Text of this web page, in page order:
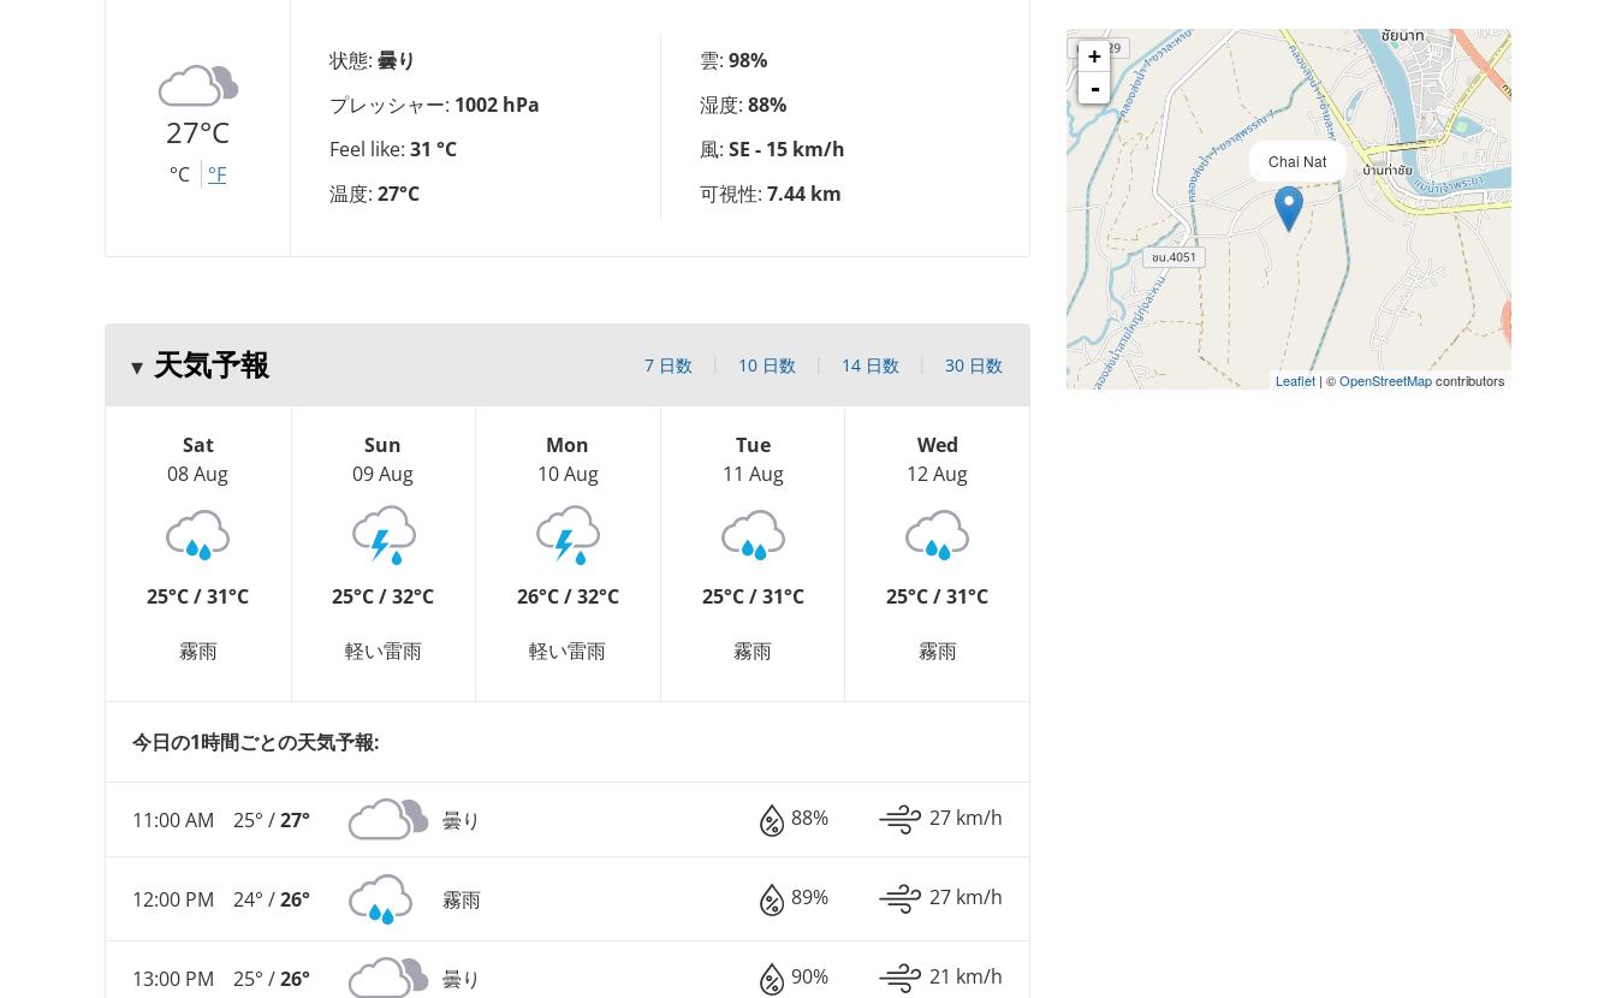
27°C
°C °F
状態: 曇り
プレッシャー: 1002 hPa
Feel like: 31 °C
温度: 27°C
雲: 98%
湿度: 88%
風: SE - 15 km/h
可視性: 7.44 km
天気予報 7 日数 10 日数 14 日数 30 日数
Sat
08 Aug
25°C / 31°C
霧雨
Sun
09 Aug
25°C / 32°C
軽い雷雨
Mon
10 Aug
26°C / 32°C
軽い雷雨
Tue
11 Aug
25°C / 31°C
霧雨
Wed
12 Aug
25°C / 31°C
霧雨
今日の1時間ごとの天気予報:
11:00 AM 25° /27° 曇り 88% 27 km/h
12:00 PM 24° /26° 霧雨 89% 27 km/h
13:00 PM 25° /26° 曇り 90% 21 km/h
Chai Nat
+
-
Leaflet | ©OpenStreetMapcontributors